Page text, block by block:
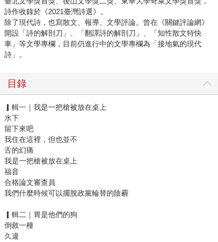
詩作收錄於《2021臺灣詩選》。
除了現代詩，也寫散文、報導、文學評論。曾在《關鍵評論網》
開設「詩的解剖刀」、「翻譯詩的解剖刀」、「知性散文特快
車」等文學專欄，目前仍進行中的文學專欄為「接地氣的現代
詩」。
目錄
▎輯一｜我是一把槍被放在桌上
水下
留下來吧
我住在這裡，但也並不
舌的幻痛
我是一把槍被放在桌上
福音
合格論文審查員
我們什麼時候可以擺脫政黨輪替的陰霾
▎輯二｜胃是他們的狗
倒敘一種
久違